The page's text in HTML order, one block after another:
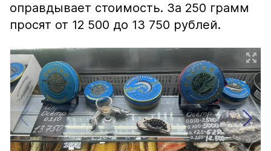
оправдывает стоимость. За 250 грамм
просят от 12 500 до 13 750 рублей.